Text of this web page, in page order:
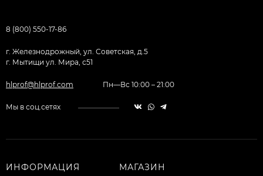
8 (800) 550-17-86
г. Железнодрожный, ул. Советская, д.5
г. Мытищи ул. Мира, с51
hlprof@hlprof.com Пн—Вс 10:00 – 21:00
Мы в соц.сетях
ИНФОРМАЦИЯ МАГАЗИН